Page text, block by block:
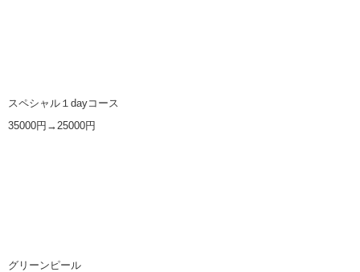
スペシャル１dayコース
35000円→25000円
グリーンピール